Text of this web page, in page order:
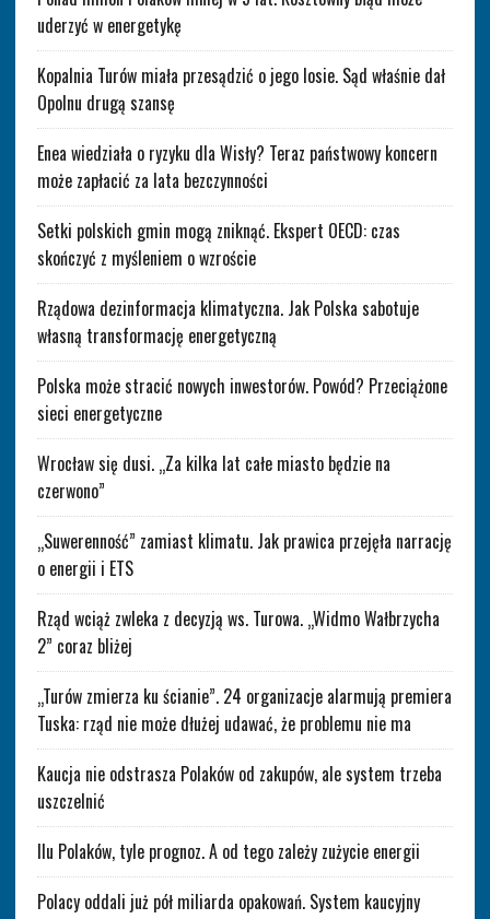
uderzyć w energetykę
Kopalnia Turów miała przesądzić o jego losie. Sąd właśnie dał
Opolnu drugą szansę
Enea wiedziała o ryzyku dla Wisły? Teraz państwowy koncern
może zapłacić za lata bezczynności
Setki polskich gmin mogą zniknąć. Ekspert OECD: czas
skończyć z myśleniem o wzroście
Rządowa dezinformacja klimatyczna. Jak Polska sabotuje
własną transformację energetyczną
Polska może stracić nowych inwestorów. Powód? Przeciążone
sieci energetyczne
Wrocław się dusi. „Za kilka lat całe miasto będzie na
czerwono”
„Suwerenność” zamiast klimatu. Jak prawica przejęła narrację
o energii i ETS
Rząd wciąż zwleka z decyzją ws. Turowa. „Widmo Wałbrzycha
2” coraz bliżej
„Turów zmierza ku ścianie”. 24 organizacje alarmują premiera
Tuska: rząd nie może dłużej udawać, że problemu nie ma
Kaucja nie odstrasza Polaków od zakupów, ale system trzeba
uszczelnić
Ilu Polaków, tyle prognoz. A od tego zależy zużycie energii
Polacy oddali już pół miliarda opakowań. System kaucyjny